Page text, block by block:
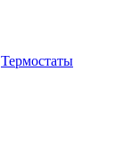
Термостаты